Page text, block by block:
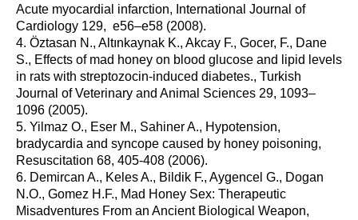
Acute myocardial infarction, International Journal of
Cardiology 129, e56–e58 (2008).
4. Öztasan N., Altınkaynak K., Akcay F., Gocer, F., Dane
S., Effects of mad honey on blood glucose and lipid levels
in rats with streptozocin-induced diabetes., Turkish
Journal of Veterinary and Animal Sciences 29, 1093–
1096 (2005).
5. Yilmaz O., Eser M., Sahiner A., Hypotension,
bradycardia and syncope caused by honey poisoning,
Resuscitation 68, 405-408 (2006).
6. Demircan A., Keles A., Bildik F., Aygencel G., Dogan
N.O., Gomez H.F., Mad Honey Sex: Therapeutic
Misadventures From an Ancient Biological Weapon,